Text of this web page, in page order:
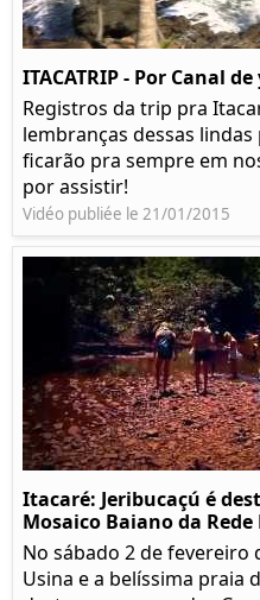
ITACATRIP - Por Canal
Registros da trip pra
lembranças dessas
ficarão pra sempre em
por assistir!
Vidéo publiée le 21/01/2015
Itacaré: Jeribucaçú é
Mosaico Baiano da Rede
No sábado 2 de fevereiro
Usina e a belíssima praia